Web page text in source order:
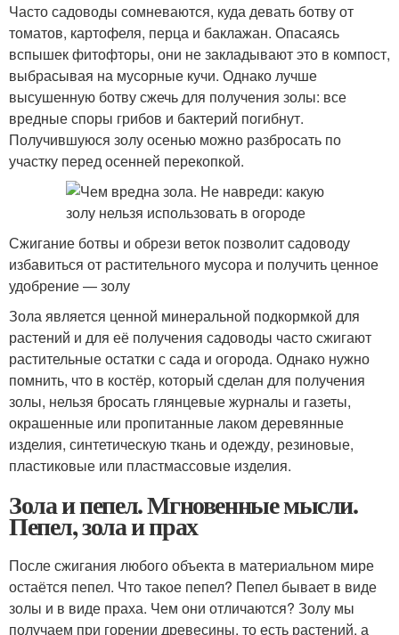
Часто садоводы сомневаются, куда девать ботву от
томатов, картофеля, перца и баклажан. Опасаясь
вспышек фитофторы, они не закладывают это в компост,
выбрасывая на мусорные кучи. Однако лучше
высушенную ботву сжечь для получения золы: все
вредные споры грибов и бактерий погибнут.
Получившуюся золу осенью можно разбросать по
участку перед осенней перекопкой.
Сжигание ботвы и обрези веток позволит садоводу
избавиться от растительного мусора и получить ценное
удобрение — золу
Зола является ценной минеральной подкормкой для
растений и для её получения садоводы часто сжигают
растительные остатки с сада и огорода. Однако нужно
помнить, что в костёр, который сделан для получения
золы, нельзя бросать глянцевые журналы и газеты,
окрашенные или пропитанные лаком деревянные
изделия, синтетическую ткань и одежду, резиновые,
пластиковые или пластмассовые изделия.
Зола и пепел. Мгновенные мысли.
Пепел, зола и прах
После сжигания любого объекта в материальном мире
остаётся пепел. Что такое пепел? Пепел бывает в виде
золы и в виде праха. Чем они отличаются? Золу мы
получаем при горении древесины, то есть растений, а